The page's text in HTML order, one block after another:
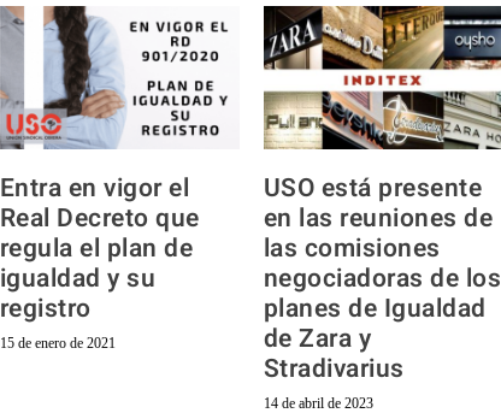
Entra en vigor el
Real Decreto que
regula el plan de
igualdad y su
registro
15 de enero de 2021
USO está presente
en las reuniones de
las comisiones
negociadoras de los
planes de Igualdad
de Zara y
Stradivarius
14 de abril de 2023